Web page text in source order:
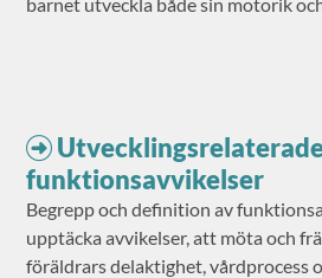
funktionsavvikelser
Begrepp och definition av
upptäcka avvikelser, att möta och
föräldrars delaktighet, vårdprocess